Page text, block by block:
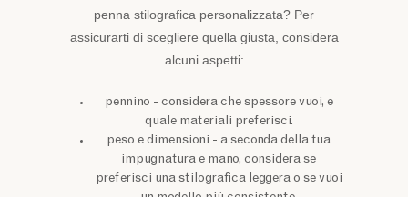
penna stilografica personalizzata? Per
assicurarti di scegliere quella giusta, considera
alcuni aspetti:
pennino - considera che spessore vuoi, e
quale materiali preferisci.
peso e dimensioni - a seconda della tua
impugnatura e mano, considera se
preferisci una stilografica leggera o se vuoi